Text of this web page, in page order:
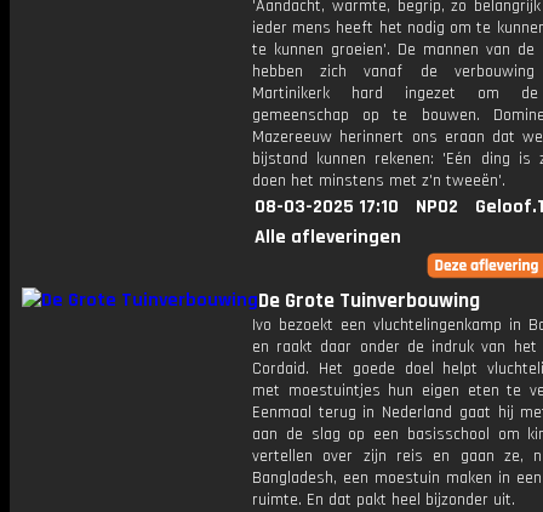
'Aandacht, warmte, begrip, zo
ieder mens heeft het nodig om te
te kunnen groeien'. De mannen van de
hebben zich vanaf de
Martinikerk hard ingezet om
gemeenschap op te bouwen.
Mazereeuw herinnert ons eraan dat
bijstand kunnen rekenen: 'Eén ding is
doen het minstens met z'n tweeën'.
08-03-2025 17:10 NPO2
Alle afleveringen
De Grote Tuinverbouwing
Ivo bezoekt een vluchtelingenkamp in
en raakt daar onder de indruk van het
Cordaid. Het goede doel helpt
met moestuintjes hun eigen eten te
Eenmaal terug in Nederland gaat hij
aan de slag op een basisschool om
vertellen over zijn reis en gaan ze,
Bangladesh, een moestuin maken in
ruimte. En dat pakt heel bijzonder uit.